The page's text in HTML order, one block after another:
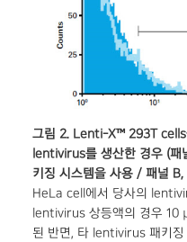
그림 2. Lenti-X™ 293T cells
lentivirus를 생산한 경우 (
키징 시스템을 사용 / 패널
HeLa cell에서 당사의
lentivirus 상등액의 경우 10
된 반면, 타 lentivirus 패키